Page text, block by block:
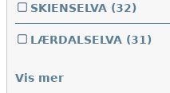
SKIENSELVA (32)
LÆRDALSELVA (31)
Vis mer